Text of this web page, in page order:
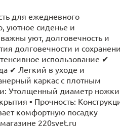
для ежедневного
уютное сиденье и
уют, долговечность и
долговечности и
использование ✔
✔ Легкий в уходе и
каркас с плотным
Утолщенный диаметр
▪ Прочность:
комфортную посадку
220svet.ru